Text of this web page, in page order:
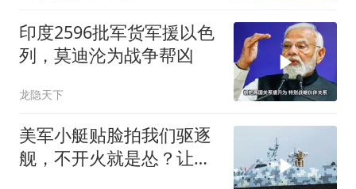
印度2596批军货军援以色
列，莫迪沦为战争帮凶
龙隐天下
美军小艇贴脸拍我们驱逐
舰，不开火就是怂？让印